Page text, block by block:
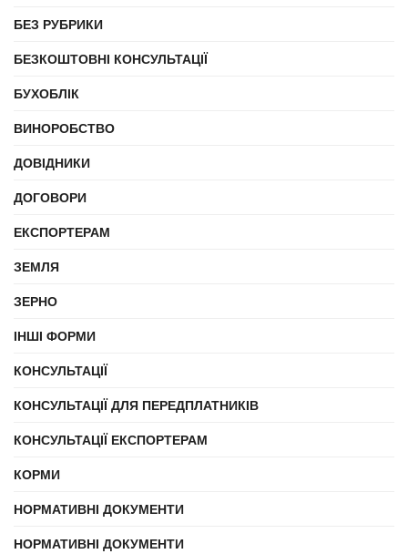
БЕЗ РУБРИКИ
БЕЗКОШТОВНІ КОНСУЛЬТАЦІЇ
БУХОБЛІК
ВИНОРОБСТВО
ДОВІДНИКИ
ДОГОВОРИ
ЕКСПОРТЕРАМ
ЗЕМЛЯ
ЗЕРНО
ІНШІ ФОРМИ
КОНСУЛЬТАЦІЇ
КОНСУЛЬТАЦІЇ ДЛЯ ПЕРЕДПЛАТНИКІВ
КОНСУЛЬТАЦІЇ ЕКСПОРТЕРАМ
КОРМИ
НОРМАТИВНІ ДОКУМЕНТИ
НОРМАТИВНІ ДОКУМЕНТИ